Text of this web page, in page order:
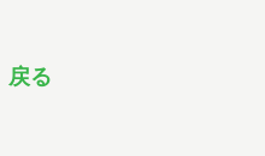
戻る